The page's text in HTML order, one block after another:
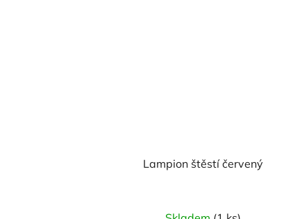
Lampion štěstí červený